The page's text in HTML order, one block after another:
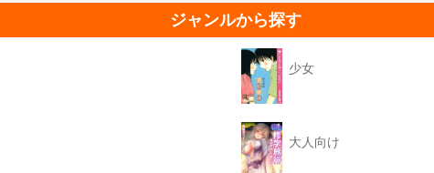
ジャンルから探す
少女
大人向け